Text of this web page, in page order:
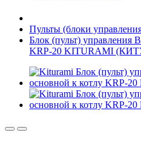
Пульты (блоки
Блок (пульт) управления
KRP-20 KITURAMI